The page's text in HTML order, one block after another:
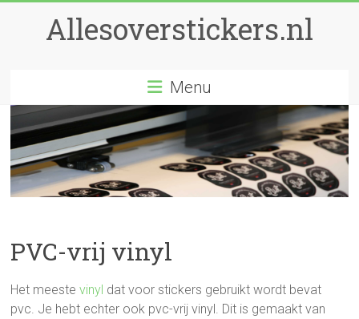
Allesoverstickers.nl
Menu
PVC-vrij vinyl
Het meestevinyl dat voor stickers gebruikt wordt bevat
pvc. Je hebt echter ook pvc-vrij vinyl. Dit is gemaakt van